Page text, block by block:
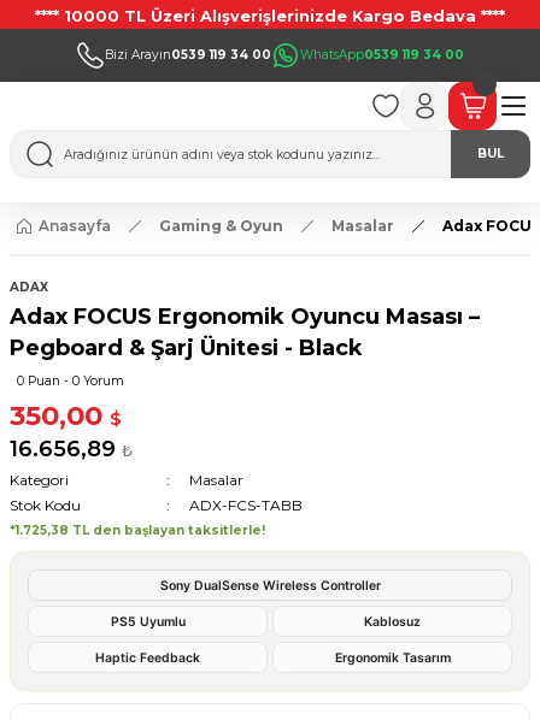
**** 10000 TL Üzeri Alışverişlerinizde Kargo Bedava ****
Bizi Arayın0539 119 34 00 WhatsApp0539 119 34 00
BUL
Anasayfa Gaming & Oyun Masalar Adax
ADAX
Adax FOCUS Ergonomik Oyuncu Masası –
Pegboard & Şarj Ünitesi - Black
0 Puan - 0 Yorum
350,00 $
16.656,89 ₺
Kategori
Masalar
Stok Kodu
ADX-FCS-TABB
*1.725,38 TL den başlayan taksitlerle!
Sony DualSense Wireless Controller
PS5 Uyumlu Kablosuz
Haptic Feedback Ergonomik Tasarım